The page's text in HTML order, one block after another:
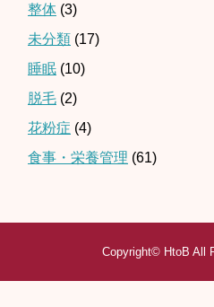
整体 (3)
未分類 (17)
睡眠 (10)
脱毛 (2)
花粉症 (4)
食事・栄養管理 (61)
Copyright© HtoB All